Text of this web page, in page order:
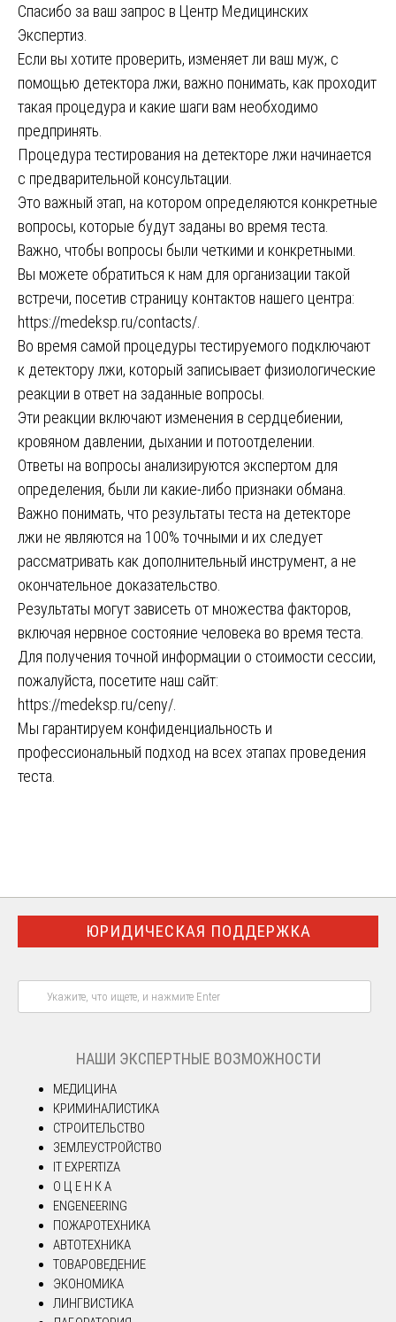
Спасибо за ваш запрос в Центр Медицинских
Экспертиз.
Если вы хотите проверить, изменяет ли ваш муж, с
помощью детектора лжи, важно понимать, как проходит
такая процедура и какие шаги вам необходимо
предпринять.
Процедура тестирования на детекторе лжи начинается
с предварительной консультации.
Это важный этап, на котором определяются конкретные
вопросы, которые будут заданы во время теста.
Важно, чтобы вопросы были четкими и конкретными.
Вы можете обратиться к нам для организации такой
встречи, посетив страницу контактов нашего центра:
https://medeksp.ru/contacts/
Во время самой процедуры тестируемого подключают
к детектору лжи, который записывает физиологические
реакции в ответ на заданные вопросы.
Эти реакции включают изменения в сердцебиении,
кровяном давлении, дыхании и потоотделении.
Ответы на вопросы анализируются экспертом для
определения, были ли какие-либо признаки обмана.
Важно понимать, что результаты теста на детекторе
лжи не являются на 100% точными и их следует
рассматривать как дополнительный инструмент, а не
окончательное доказательство.
Результаты могут зависеть от множества факторов,
включая нервное состояние человека во время теста.
Для получения точной информации о стоимости сессии,
пожалуйста, посетите наш сайт:
https://medeksp.ru/ceny/
Мы гарантируем конфиденциальность и
профессиональный подход на всех этапах проведения
теста.
ЮРИДИЧЕСКАЯ ПОДДЕРЖКА
НАШИ ЭКСПЕРТНЫЕ ВОЗМОЖНОСТИ
МЕДИЦИНА
КРИМИНАЛИСТИКА
СТРОИТЕЛЬСТВО
ЗЕМЛЕУСТРОЙСТВО
IT EXPERTIZA
О Ц Е Н К А
ENGENEERING
ПОЖАРОТЕХНИКА
АВТОТЕХНИКА
ТОВАРОВЕДЕНИЕ
ЭКОНОМИКА
ЛИНГВИСТИКА